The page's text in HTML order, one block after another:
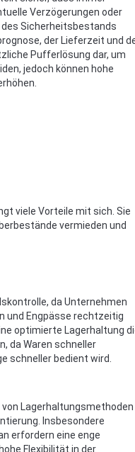
Verzögerungen oder
des Sicherheitsbestands
der Lieferzeit und
Pufferlösung dar, um
jedoch können hohe
viele Vorteile mit sich. Sie
vermieden und
da Unternehmen
und Engpässe rechtzeitig
optimierte Lagerhaltung
da Waren schneller
schneller bedient wird.
Lagerhaltungsmethoden
Insbesondere
erfordern eine enge
Flexibilität in der